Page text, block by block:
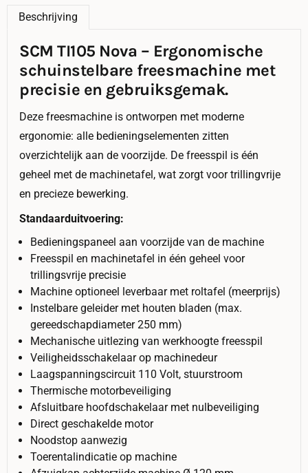
Beschrijving
SCM TI105 Nova – Ergonomische
schuinstelbare freesmachine met
precisie en gebruiksgemak.
Deze freesmachine is ontworpen met moderne
ergonomie: alle bedieningselementen zitten
overzichtelijk aan de voorzijde. De freesspil is één
geheel met de machinetafel, wat zorgt voor trillingvrije
en precieze bewerking.
Standaarduitvoering:
Bedieningspaneel aan voorzijde van de machine
Freesspil en machinetafel in één geheel voor
trillingsvrije precisie
Machine optioneel leverbaar met roltafel (meerprijs)
Instelbare geleider met houten bladen (max.
gereedschapdiameter 250 mm)
Mechanische uitlezing van werkhoogte freesspil
Veiligheidsschakelaar op machinedeur
Laagspanningscircuit 110 Volt, stuurstroom
Thermische motorbeveiliging
Afsluitbare hoofdschakelaar met nulbeveiliging
Direct geschakelde motor
Noodstop aanwezig
Toerentalindicatie op machine